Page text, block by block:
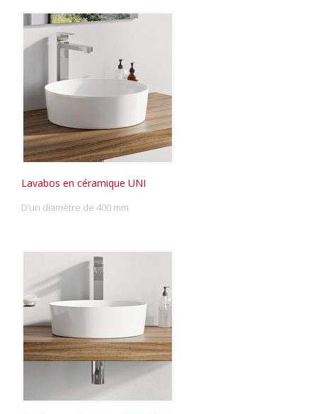
Lavabos en céramique UNI
D’un diamètre de 400 mm